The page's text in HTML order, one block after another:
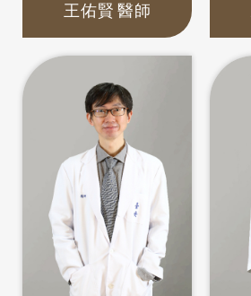
王佑賢醫師